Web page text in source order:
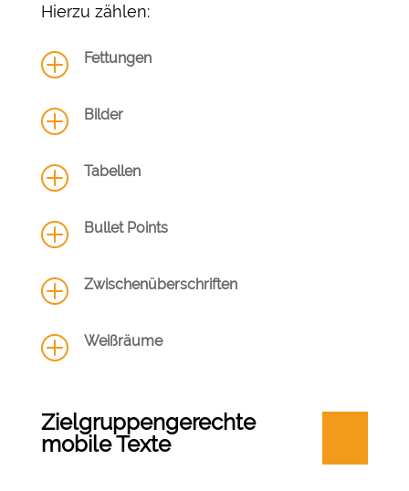
Hierzu zählen:
P Fettungen
P Bilder
P Tabellen
P Bullet Points
P Zwischenüberschriften
P Weißräume
Zielgruppengerechte
mobile Texte